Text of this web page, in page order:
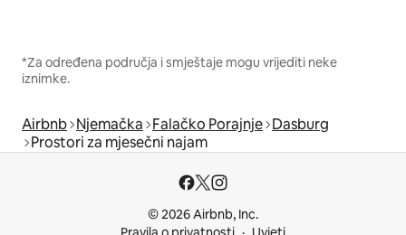
*Za određena područja i smještaje mogu vrijediti neke
iznimke.
Airbnb Njemačka Falačko Porajnje Dasburg
Prostori za mjesečni najam
© 2026 Airbnb, Inc.